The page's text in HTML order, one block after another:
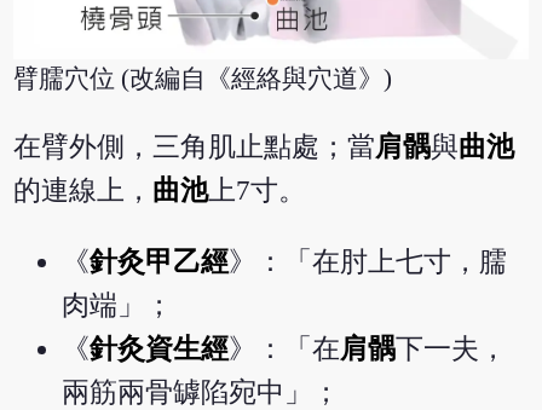
臂臑穴位 (改編自《經絡與穴道》)
在臂外側，三角肌止點處；當肩髃與曲池
的連線上， 曲池上7寸。
《針灸甲乙經》：「在肘上七寸，臑
肉端」；
《針灸資生經》：「在肩髃下一夫，
兩筋兩骨罅陷宛中」；